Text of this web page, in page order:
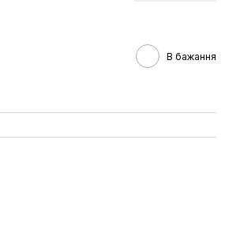
В бажання